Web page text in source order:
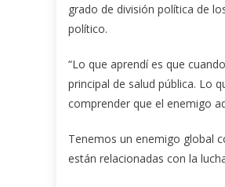
grado de división política de
político.
“Lo que aprendí es que
principal de salud pública. Lo
comprender que el enemigo
Tenemos un enemigo global
están relacionadas con la